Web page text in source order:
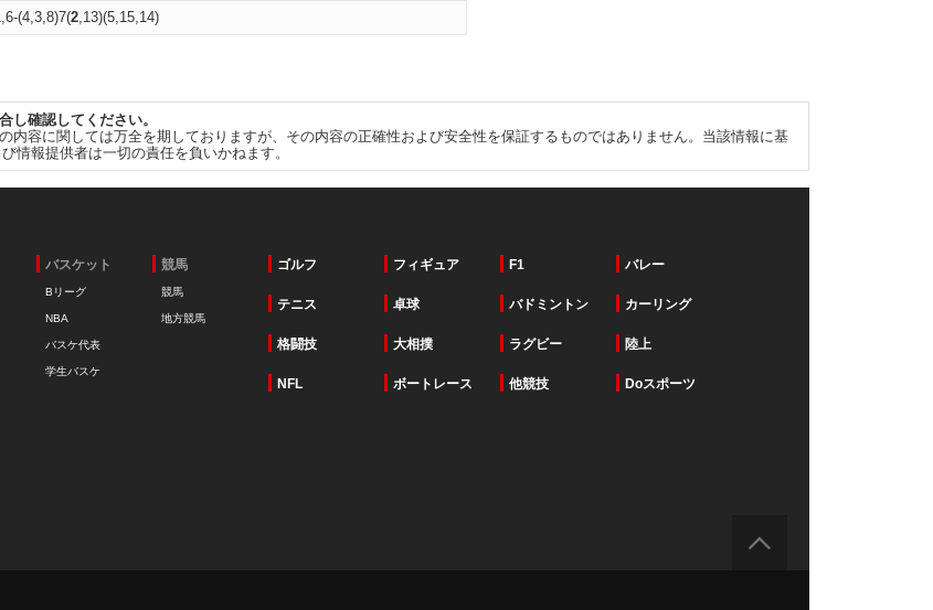
(4,3,8)7(2,13)(5,15,14)
し確認してください。
内容に関しては万全を期しておりますが、その内容の正確性および安全性を保証するものではありません。当該情報に基
情報提供者は一切の責任を負いかねます。
バスケット
Bリーグ
NBA
バスケ代表
学生バスケ
競馬
競馬
地方競馬
ゴルフ フィギュア F1 バレー
テニス 卓球 バドミントン カーリング
格闘技 大相撲 ラグビー 陸上
NFL ボートレース 他競技 Doスポーツ